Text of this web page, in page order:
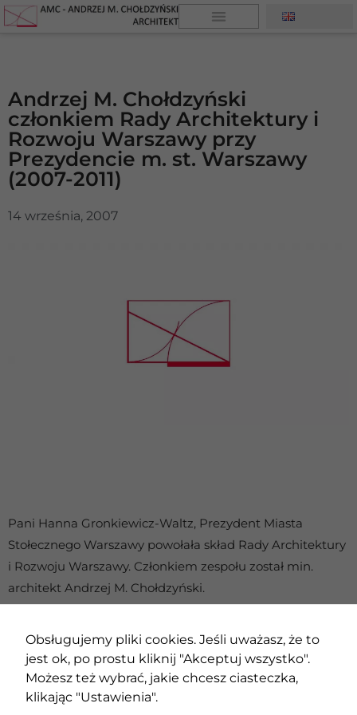
Andrzej M. Chołdzyński
członkiem Rady Architektury i
Rozwoju Warszawy przy
Prezydencie m. st. Warszawy
(2007-2011)
14 września, 2007
Pani Hanna Gronkiewicz-Waltz, Prezydent Miasta
Stołecznego Warszawy powołała skład Rady Architektury
i Rozwoju Warszawy. Członkiem zespołu został min.
architekt Andrzej M. Chołdzyński.
opiniowanie zagadnień i problemów dotyczących
architektury, planowania i zagospodarowania
przestrzennego oraz rozwoju miasta.
Obsługujemy pliki cookies. Jeśli uważasz, że to
jest ok, po prostu kliknij "Akceptuj wszystko".
Możesz też wybrać, jakie chcesz ciasteczka,
klikając "Ustawienia".